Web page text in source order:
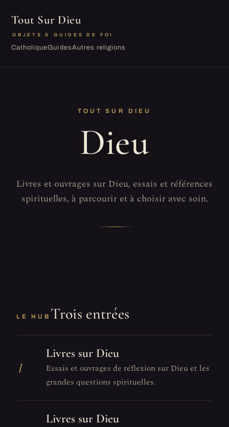
Tout Sur Dieu
OBJETS & GUIDES DE FOI
CatholiqueGuidesAutres religions
TOUT SUR DIEU
Dieu
Livres et ouvrages sur Dieu, essais et références
spirituelles, à parcourir et à choisir avec soin.
LE HUB Trois entrées
I
Livres sur Dieu
Essais et ouvrages de réflexion sur Dieu et les
grandes questions spirituelles.
Livres sur Dieu